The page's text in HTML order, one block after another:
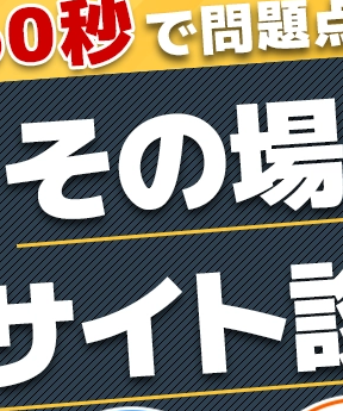
愛媛県不動産ホームページ制作実績 高知県不
動産ホームページ制作実績 広島県不動産ホー
ムページ制作実績
福岡県不動産ホームページ
制作実績 長崎県不動産ホームページ制作実績
佐賀県不動産ホームページ制作実績
鹿児島県
不動産ホームページ制作実績 熊本県不動産ホ
ームページ制作実績 宮崎県不動産ホームペー
ジ制作実績 和歌山県不動産ホームページ制作
実績 沖縄県不動産ホームページ制作実績
不動産賃貸経営博士
不動産投資博士
賃貸博士